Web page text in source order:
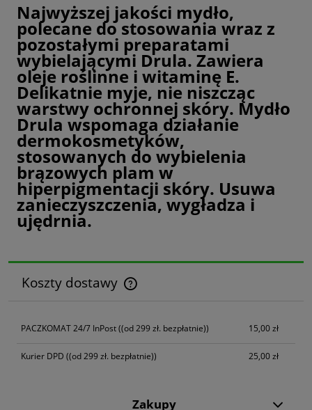
Najwyższej jakości mydło,
polecane do stosowania wraz z
pozostałymi preparatami
wybielającymi Drula. Zawiera
oleje roślinne i witaminę E.
Delikatnie myje, nie niszcząc
warstwy ochronnej skóry. Mydło
Drula wspomaga działanie
dermokosmetyków,
stosowanych do wybielenia
brązowych plam w
hiperpigmentacji skóry. Usuwa
zanieczyszczenia, wygładza i
ujędrnia.
Koszty dostawy
Cena nie zawiera ewentualnych kosztów płatności
PACZKOMAT 24/7 InPost((od 299 zł. bezpłatnie)) 15,00 zł
Kurier DPD ((od 299 zł. bezpłatnie)) 25,00 zł
Zakupy